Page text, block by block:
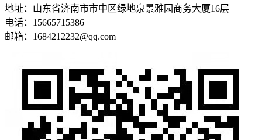
地址：山东省济南市市中区绿地泉景雅园商务大厦16层
电话：15665715386
邮箱：1684212232@qq.com